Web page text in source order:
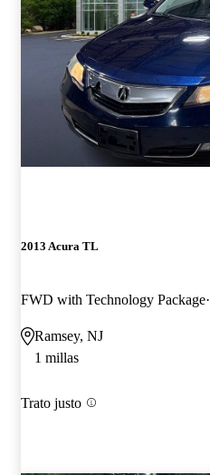
2013 Acura TL
FWD with Technology Package
Ramsey, NJ
1 millas
Trato justo